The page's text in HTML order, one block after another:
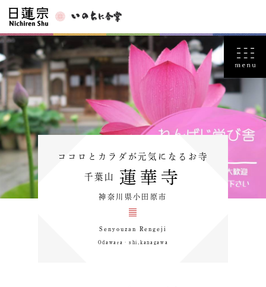
ココロとカラダが元気になるお寺
千葉山 蓮華寺
神奈川県小田原市
Senyouzan Rengeji
Odawara‐shi,kanagawa